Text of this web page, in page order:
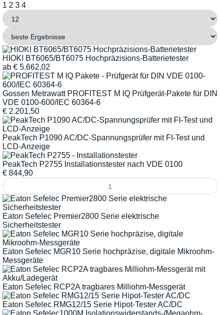
1 2 3 4
HIOKI BT6065/BT6075 Hochpräzisions-Batterietester
ab € 5.662,02
Gossen Metrawatt PROFITEST M IQ Prüfgerät-Pakete für DIN
VDE 0100-600/IEC 60364-6
€ 2.201,50
PeakTech P1090 AC/DC-Spannungsprüfer mit FI-Test und
LCD-Anzeige
PeakTech P2755 Installationstester nach VDE 0100
€ 844,90
Eaton Sefelec Premier2800 Serie elektrische
Sicherheitstester
Eaton Sefelec MGR10 Serie hochpräzise, digitale Mikroohm-
Messgeräte
Eaton Sefelec RCP2A tragbares Milliohm-Messgerät
Eaton Sefelec RMG12/15 Serie Hipot-Tester AC/DC